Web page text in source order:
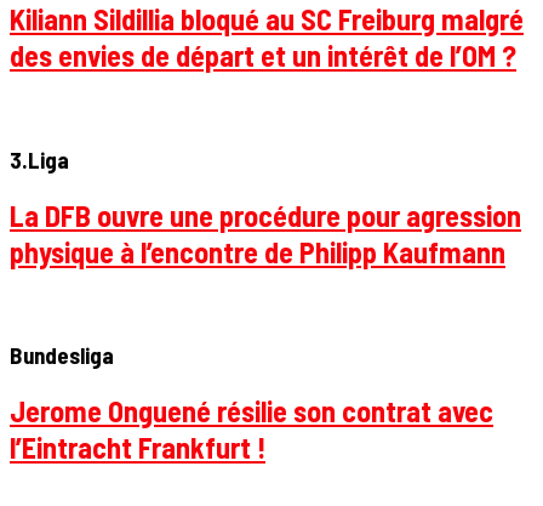
Kiliann Sildillia bloqué au SC Freiburg malgré
des envies de départ et un intérêt de l’OM ?
3.Liga
La DFB ouvre une procédure pour agression
physique à l’encontre de Philipp Kaufmann
Bundesliga
Jerome Onguené résilie son contrat avec
l’Eintracht Frankfurt !